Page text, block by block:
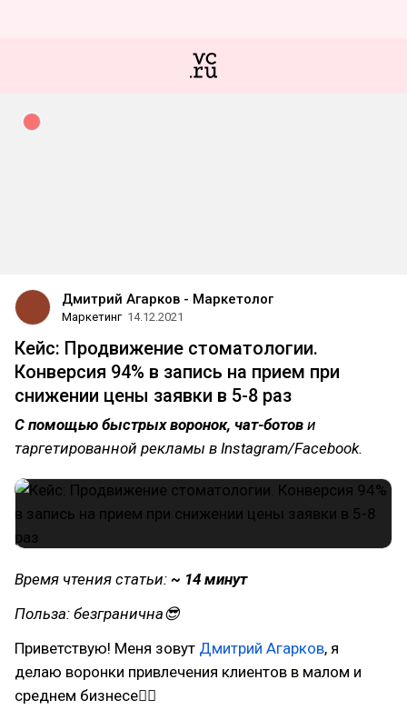
Дмитрий Агарков - Маркетолог
Маркетинг 14.12.2021
Кейс: Продвижение стоматологии.
Конверсия 94% в запись на прием при
снижении цены заявки в 5-8 раз
С помощью быстрых воронок, чат-ботов и
таргетированной рекламы в Instagram/Facebook.
Время чтения статьи: ~ 14 минут
Польза: безгранична😎
Приветствую! Меня зовут Дмитрий Агарков, я
делаю воронки привлечения клиентов в малом и
среднем бизнесе👌🏻